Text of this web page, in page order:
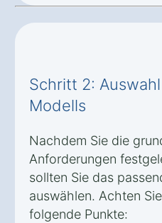
Schritt 2:
Modells
Nachdem Sie die
Anforderungen
sollten Sie das
auswählen. Achten
folgende Punkte: